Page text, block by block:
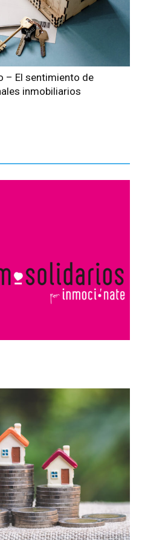
– El sentimiento de
inmobiliarios